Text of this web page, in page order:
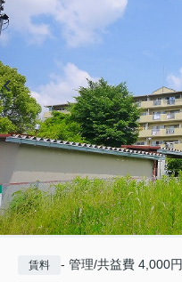
賃料 - 管理/共益費 4,000円